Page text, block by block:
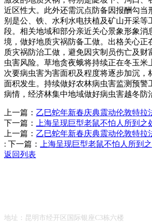
近区性大。此外还需沉点防备因报酬勾当
别是公、铁、水利水电扶植及矿山开采等
段。相关地域和部分亲近关心景象形象消
境，做好地质灾祸防备工做。出格关心正
质灾祸防治工做，避免因灾制员伤亡及财
虫害风险。草地贪夜蛾将持续正在冬玉米
次要病虫害为害面积及程度将逐步加沉，
面积发生。持续做好农林病虫害监测预警
病情，经济林集中地域做好病虫害越冬防
上一篇： 乙巳蛇年新春庆典震动伦敦特拉
下一篇：
上海呈现巨型老鼠不怕人所到之
上一篇： 乙巳蛇年新春庆典震动伦敦特拉
: 下一篇：
上海呈现巨型老鼠不怕人所到
返回列表
地址：昆明市经开区国际银座C3栋六楼